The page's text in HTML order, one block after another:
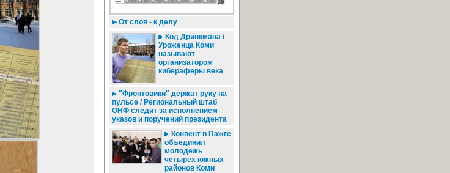
От слов - к делу
Код Дринкмана /
Уроженца Коми
называют
организатором
кибераферы века
"Фронтовики" держат руку на
пульсе / Региональный штаб
ОНФ следит за исполнением
указов и поручений президента
Конвент в Пажге
объединил
молодежь
четырех южных
районов Коми